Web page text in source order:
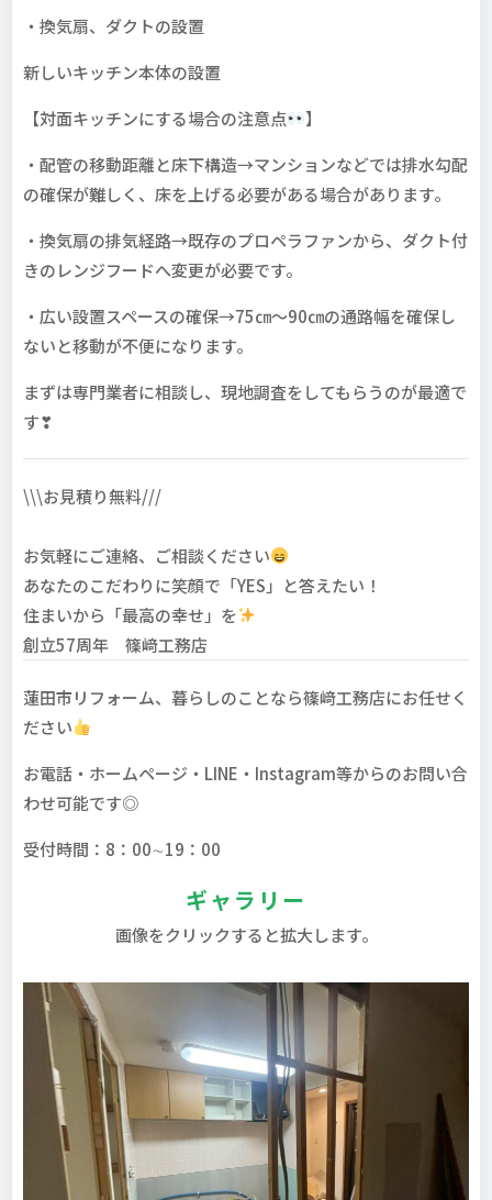
・換気扇、ダクトの設置
新しいキッチン本体の設置
【対面キッチンにする場合の注意点
】
・配管の移動距離と床下構造→マンションなどでは排水勾配
の確保が難しく、床を上げる必要がある場合があります。
・換気扇の排気経路→既存のプロペラファンから、ダクト付
きのレンジフードへ変更が必要です。
・広い設置スペースの確保→75㎝～90㎝の通路幅を確保し
ないと移動が不便になります。
まずは専門業者に相談し、現地調査をしてもらうのが最適で
す❣
\\\お見積り無料///
お気軽にご連絡、ご相談ください
あなたのこだわりに笑顔で「YES」と答えたい！
住まいから「最高の幸せ」を
創立57周年 篠﨑工務店
蓮田市リフォーム、暮らしのことなら篠﨑工務店にお任せく
ださい
お電話・ホームページ・LINE・Instagram等からのお問い合
わせ可能です◎
受付時間：8：00∼19：00
ギャラリー
画像をクリックすると拡大します。